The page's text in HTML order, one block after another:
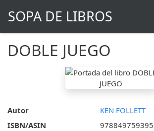
SOPA DE LIBROS
DOBLE JUEGO
Autor
KEN FOLLETT
ISBN/ASIN